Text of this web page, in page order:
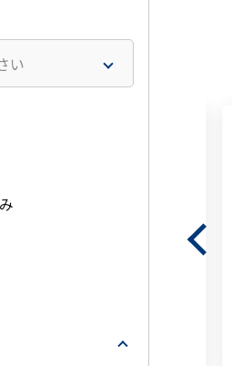
詳細を見る
い